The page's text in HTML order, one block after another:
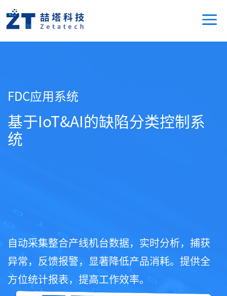
FDC应用系统
基于IoT&AI的缺陷分类控制系
统
自动采集整合产线机台数据，实时分析，捕获
异常，反馈报警，显著降低产品消耗。提供全
方位统计报表，提高工作效率。